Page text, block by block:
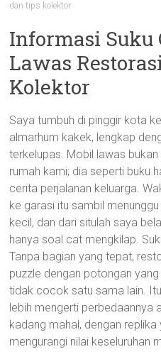
dan tips kolektor
Informasi Suku
Lawas
Kolektor
Saya tumbuh di pinggir kota
almarhum kakek, lengkap
terkelupas. Mobil lawas
rumah kami; dia seperti buku
cerita perjalanan keluarga.
ke garasi itu sambil
kecil, dan dari situlah saya
hanya soal cat mengkilap.
Tanpa bagian yang tepat,
puzzle dengan potongan
tidak cocok satu sama lain.
lebih mengerti perbedaannya
kadang mahal, dengan
mengurangi nilai keseluruhan